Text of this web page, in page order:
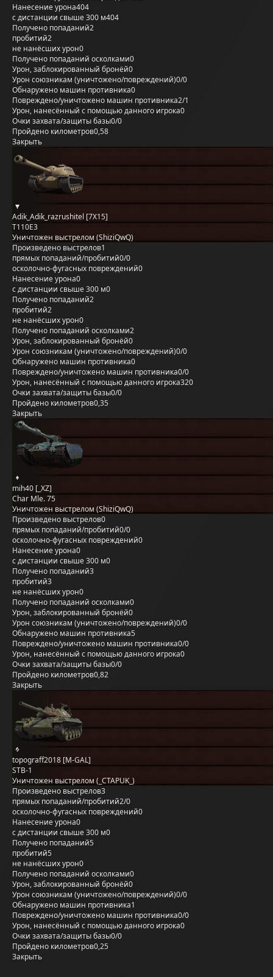
Нанесение урона404
с дистанции свыше 300 м404
Получено попаданий2
пробитий2
не нанёсших урон0
Получено попаданий осколками0
Урон, заблокированный бронёй0
Урон союзникам (уничтожено/повреждений)0/0
Обнаружено машин противника0
Повреждено/уничтожено машин противника2/1
Урон, нанесённый с помощью данного игрока0
Очки захвата/защиты базы0/0
Пройдено километров0,58
Закрыть
Adik_Adik_razrushitel [7X15]
T110E3
Уничтожен выстрелом (ShiziQwQ)
Произведено выстрелов1
прямых попаданий/пробитий0/0
осколочно-фугасных повреждений0
Нанесение урона0
с дистанции свыше 300 м0
Получено попаданий2
пробитий2
не нанёсших урон0
Получено попаданий осколками2
Урон, заблокированный бронёй0
Урон союзникам (уничтожено/повреждений)0/0
Обнаружено машин противника0
Повреждено/уничтожено машин противника0/0
Урон, нанесённый с помощью данного игрока320
Очки захвата/защиты базы0/0
Пройдено километров0,35
Закрыть
mih40 [_XZ]
Char Mle. 75
Уничтожен выстрелом (ShiziQwQ)
Произведено выстрелов0
прямых попаданий/пробитий0/0
осколочно-фугасных повреждений0
Нанесение урона0
с дистанции свыше 300 м0
Получено попаданий3
пробитий3
не нанёсших урон0
Получено попаданий осколками0
Урон, заблокированный бронёй0
Урон союзникам (уничтожено/повреждений)0/0
Обнаружено машин противника5
Повреждено/уничтожено машин противника0/0
Урон, нанесённый с помощью данного игрока0
Очки захвата/защиты базы0/0
Пройдено километров0,82
Закрыть
topograff2018 [M-GAL]
STB-1
Уничтожен выстрелом (_CTAPUK_)
Произведено выстрелов3
прямых попаданий/пробитий2/0
осколочно-фугасных повреждений0
Нанесение урона0
с дистанции свыше 300 м0
Получено попаданий5
пробитий5
не нанёсших урон0
Получено попаданий осколками0
Урон, заблокированный бронёй0
Урон союзникам (уничтожено/повреждений)0/0
Обнаружено машин противника1
Повреждено/уничтожено машин противника0/0
Урон, нанесённый с помощью данного игрока0
Очки захвата/защиты базы0/0
Пройдено километров0,25
Закрыть